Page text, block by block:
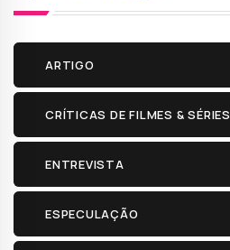
ARTIGO
CRÍTICAS DE FILMES & SÉRIES
ENTREVISTA
ESPECULAÇÃO